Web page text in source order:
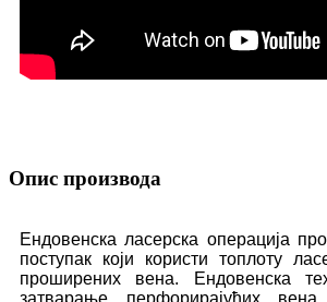
Опис производа
Ендовенска ласерска операција
поступак који користи топлоту
проширених вена. Ендовенска